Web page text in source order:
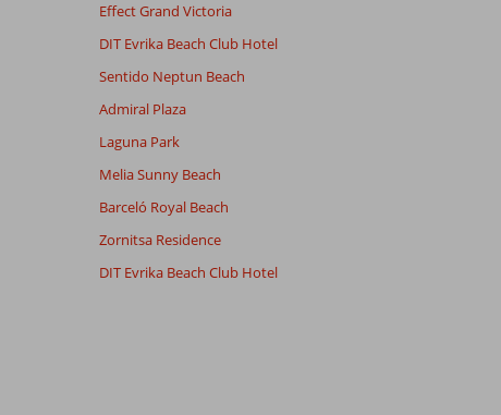
Effect Grand Victoria
DIT Evrika Beach Club Hotel
Sentido Neptun Beach
Admiral Plaza
Laguna Park
Melia Sunny Beach
Barceló Royal Beach
Zornitsa Residence
DIT Evrika Beach Club Hotel